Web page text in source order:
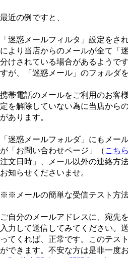
最近の例ですと、
「迷惑メールフィルタ」設定をさ
により当店からのメールが全て「
分けされている場合があるようで
すが、「迷惑メール」のフォルダ
携帯電話のメールをご利用のお客
定を解除していない為に当店から
があります。
「迷惑メールフォルダ」にもメー
が「お問い合わせページ」（ こちら
注文日時」、メール以外の連絡方
お知らせくださいませ。
※※メールの簡単な受信テスト方
ご自分のメールアドレスに、宛先
入力して送信してみてください。
ってくれば、正常です。このテス
ができます。不安な方は是非一度